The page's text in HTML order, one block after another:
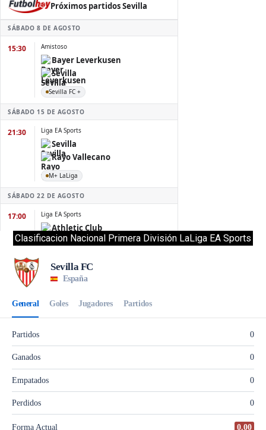
Clasificacion Nacional Primera División LaLiga EA Sports